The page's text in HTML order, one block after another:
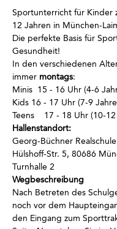
Sportunterricht für Kinder
12 Jahren in München-
Die perfekte Basis für
Gesundheit!
In den verschiedenen
immer montags:
Minis  15 - 16 Uhr (4-6
Kids 16 - 17 Uhr (7-9
Teens    17 - 18 Uhr (10-
Hallenstandort:
Georg-Büchner
Hülshoff-Str. 5, 80686
Turnhalle 2
Wegbeschreibung
Nach Betreten des
noch vor dem
den Eingang zum